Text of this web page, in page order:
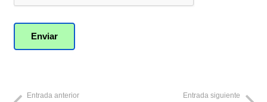
Entrada anterior Entrada siguiente